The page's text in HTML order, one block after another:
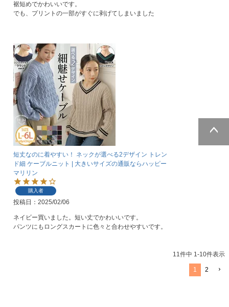
裾短めでかわいいです。
でも、プリントの一部がすぐに剥げてしまいました
短丈なのに着やすい！ ネックが選べる2デザイン トレン
ド細 ケーブルニット | 大きいサイズの通販ならハッピー
マリリン
購入者
投稿日 2025/02/06
ネイビー買いました。短い丈でかわいいです。
パンツにもロングスカートに色々と合わせやすいです。
11件中 1-10件表示
1 2